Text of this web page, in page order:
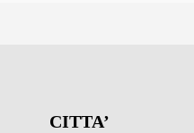
CITTA’